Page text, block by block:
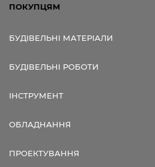
ПОКУПЦЯМ
БУДІВЕЛЬНІ МАТЕРІАЛИ
БУДІВЕЛЬНІ РОБОТИ
ІНСТРУМЕНТ
ОБЛАДНАННЯ
ПРОЕКТУВАННЯ